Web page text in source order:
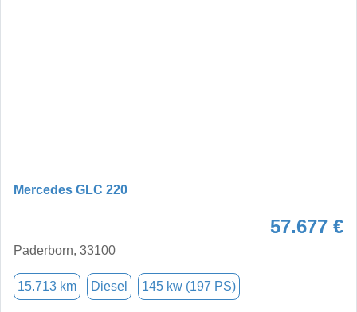
Mercedes GLC 220
57.677 €
Paderborn, 33100
15.713 km Diesel 145 kw (197 PS)